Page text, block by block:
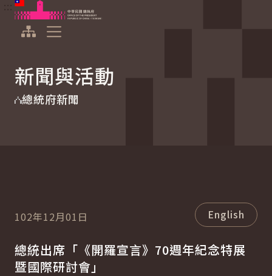
跳到主要內容
中華民國總統府
新聞與活動
總統府新聞
102年12月01日 English
總統出席「《開羅宣言》70週年紀念特展
暨國際研討會」